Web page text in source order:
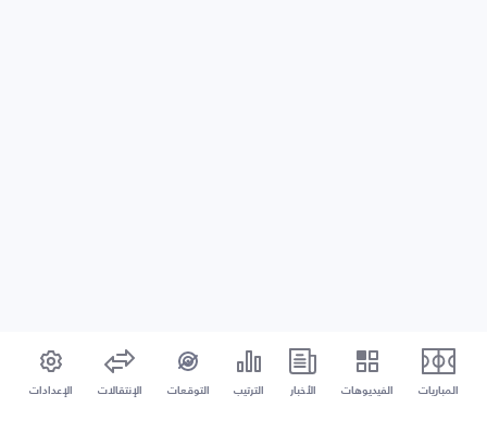
المباريات الفيديوهات الأخبار الترتيب التوقعات الإنتقالات الإعدادات